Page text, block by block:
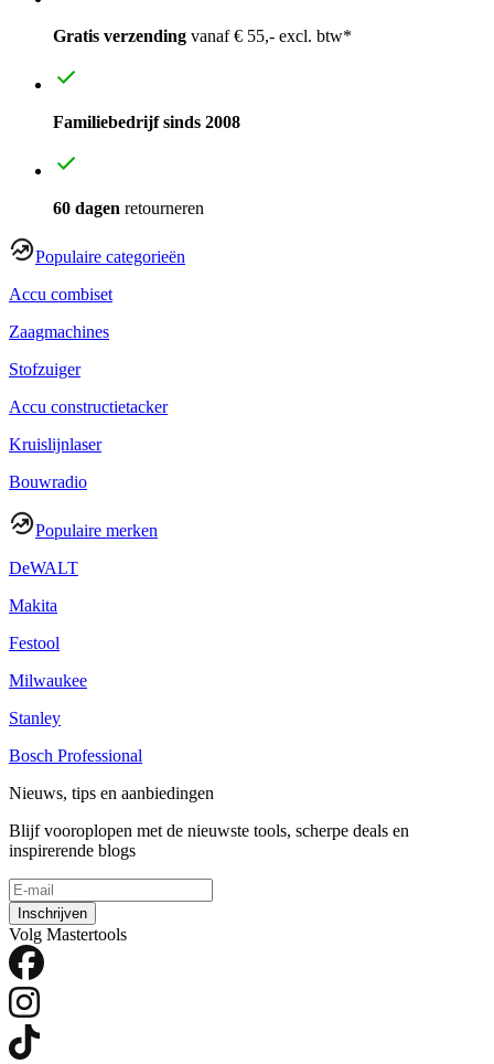
Gratis verzending vanaf € 55,- excl. btw*
Familiebedrijf sinds 2008
60 dagen retourneren
Populaire categorieën
Accu combiset
Zaagmachines
Stofzuiger
Accu constructietacker
Kruislijnlaser
Bouwradio
Populaire merken
DeWALT
Makita
Festool
Milwaukee
Stanley
Bosch Professional
Nieuws, tips en aanbiedingen
Blijf vooroplopen met de nieuwste tools, scherpe deals en
inspirerende blogs
Inschrijven
Volg Mastertools